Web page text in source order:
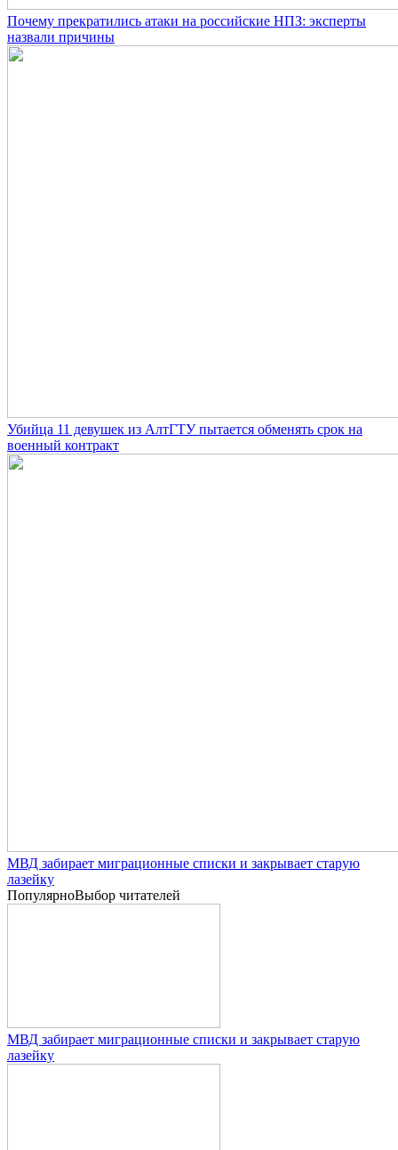
Почему прекратились атаки на российские НПЗ: эксперты
назвали причины
Убийца 11 девушек из АлтГТУ пытается обменять срок на
военный контракт
МВД забирает миграционные списки и закрывает старую
лазейку
ПопулярноВыбор читателей
МВД забирает миграционные списки и закрывает старую
лазейку